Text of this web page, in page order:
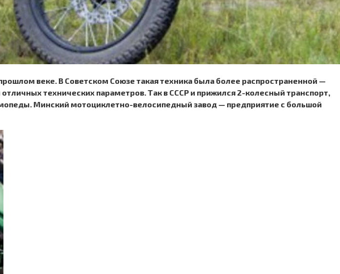
веке. В Советском Союзе такая техника была более распространенной —
технических параметров. Так в СССР и прижился 2-колесный транспорт,
Минский мотоциклетно-велосипедный завод — предприятие с большой